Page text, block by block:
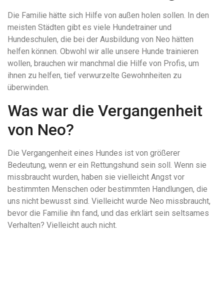
Die Familie hätte sich Hilfe von außen holen sollen. In den
meisten Städten gibt es viele Hundetrainer und
Hundeschulen, die bei der Ausbildung von Neo hätten
helfen können. Obwohl wir alle unsere Hunde trainieren
wollen, brauchen wir manchmal die Hilfe von Profis, um
ihnen zu helfen, tief verwurzelte Gewohnheiten zu
überwinden.
Was war die Vergangenheit
von Neo?
Die Vergangenheit eines Hundes ist von größerer
Bedeutung, wenn er ein Rettungshund sein soll. Wenn sie
missbraucht wurden, haben sie vielleicht Angst vor
bestimmten Menschen oder bestimmten Handlungen, die
uns nicht bewusst sind. Vielleicht wurde Neo missbraucht,
bevor die Familie ihn fand, und das erklärt sein seltsames
Verhalten? Vielleicht auch nicht.